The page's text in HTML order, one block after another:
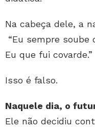
Na cabeça dele, a
“Eu sempre soube
Eu que fui covarde.”
Isso é falso.
Naquele dia, o
Ele não decidiu